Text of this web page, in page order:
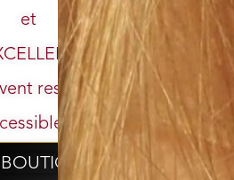
et
rester
BOUTIQUE